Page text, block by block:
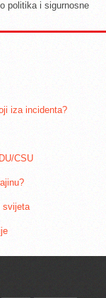
politika i sigurnosne
iza incidenta?
CSU
svijeta